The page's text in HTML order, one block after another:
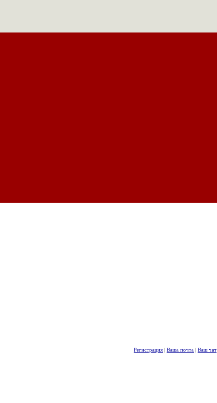
Регистрация | Ваша почта | Ваш чат